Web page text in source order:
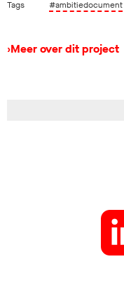
Tags
#ambitiedocument
›Meer over dit project